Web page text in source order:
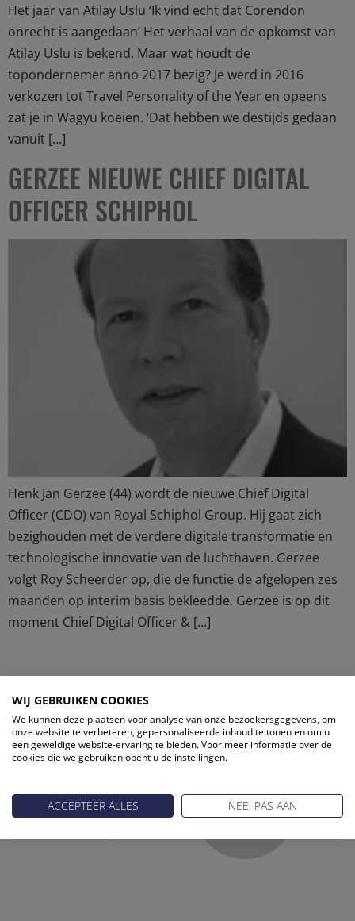
Het jaar van Atilay Uslu ‘Ik vind echt dat Corendon
onrecht is aangedaan’ Het verhaal van de opkomst van
Atilay Uslu is bekend. Maar wat houdt de
topondernemer anno 2017 bezig? Je werd in 2016
verkozen tot Travel Personality of the Year en opeens
zat je in Wagyu koeien. ‘Dat hebben we destijds gedaan
vanuit […]
GERZEE NIEUWE CHIEF DIGITAL
OFFICER SCHIPHOL
Henk Jan Gerzee (44) wordt de nieuwe Chief Digital
Officer (CDO) van Royal Schiphol Group. Hij gaat zich
bezighouden met de verdere digitale transformatie en
technologische innovatie van de luchthaven. Gerzee
volgt Roy Scheerder op, die de functie de afgelopen zes
maanden op interim basis bekleedde. Gerzee is op dit
moment Chief Digital Officer & […]
ONZE PARTNERS
WIJ GEBRUIKEN COOKIES
We kunnen deze plaatsen voor analyse van onze bezoekersgegevens, om
onze website te verbeteren, gepersonaliseerde inhoud te tonen en om u
een geweldige website-ervaring te bieden. Voor meer informatie over de
cookies die we gebruiken opent u de instellingen.
ACCEPTEER ALLES NEE, PAS AAN